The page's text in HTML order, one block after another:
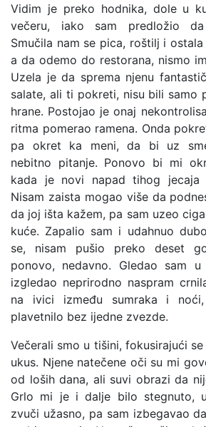
Vidim je preko hodnika, dole u
večeru, iako sam predložio
Smučila nam se pica, roštilj i
a da odemo do restorana, nismo
Uzela je da sprema njenu
salate, ali ti pokreti, nisu bili samo
hrane. Postojao je onaj
ritma pomerao ramena. Onda
pa okret ka meni, da bi uz
nebitno pitanje. Ponovo bi mi
kada je novi napad tihog jecaja
Nisam zaista mogao više da
da joj išta kažem, pa sam uzeo
kuće. Zapalio sam i udahnuo
se, nisam pušio preko deset
ponovo, nedavno. Gledao sam
izgledao neprirodno naspram
na ivici između sumraka i
plavetnilo bez ijedne zvezde.
Večerali smo u tišini, fokusirajući
ukus. Njene natečene oči su mi
od loših dana, ali suvi obrazi da
Grlo mi je i dalje bilo stegnuto,
zvuči užasno, pa sam izbegavao